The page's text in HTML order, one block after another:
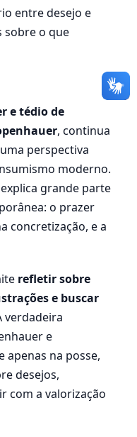
entre desejo e
sobre o que
e tédio de
, continua
perspectiva
moderno.
grande parte
o prazer
concretização, e a
refletir sobre
e buscar
verdadeira
e
apenas na posse,
desejos,
com a valorização